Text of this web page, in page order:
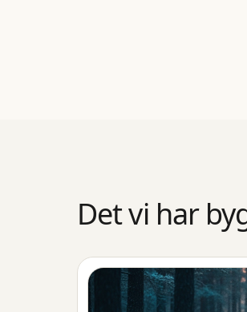
Det vi har